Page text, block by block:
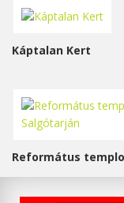
Káptalan Kert